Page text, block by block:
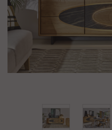
RANGEMENTS
CHAMBRE ET LITERIE
NOS MAGASINS
NOS SERVICES